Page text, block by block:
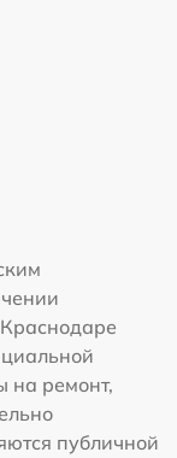
на ремонт,
публичной